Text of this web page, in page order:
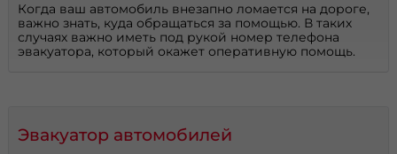
Когда ваш автомобиль внезапно ломается на дороге,
важно знать, куда обращаться за помощью. В таких
случаях важно иметь под рукой номер телефона
эвакуатора, который окажет оперативную помощь.
Эвакуатор автомобилей